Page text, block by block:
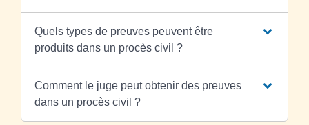
Quels types de preuves peuvent être
produits dans un procès civil ?
Comment le juge peut obtenir des preuves
dans un procès civil ?